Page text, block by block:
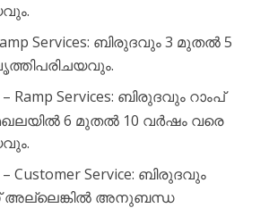
Services: ബിരുദവും 3 മുതൽ 5
Ramp Services: ബിരുദവും റാംപ്
6 മുതൽ 10 വർഷം വരെ
– Customer Service: ബിരുദവും
അല്ലെങ്കിൽ അനുബന്ധ